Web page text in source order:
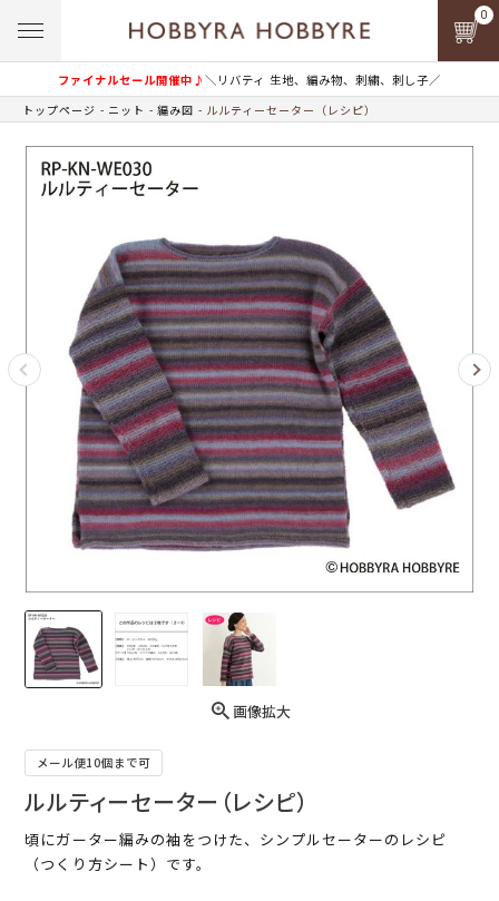
ファイナルセール開催中♪＼リバティ 生地、編み物、刺繍、刺し子／
0
トップページ ニット 編み図 ルルティーセーター（レシピ）
画像拡大
メール便10個まで可
ルルティーセーター（レシピ）
頃にガーター編みの袖をつけた、シンプルセーターのレシピ
（つくり方シート）です。